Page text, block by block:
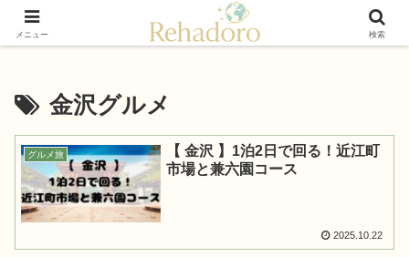
癒しと再発見の“黄金旅”ガイド
金沢グルメ
グルメ旅
【 金沢 】1泊2日で回る！近江町
市場と兼六園コース
2025.10.22
メニュー 検索